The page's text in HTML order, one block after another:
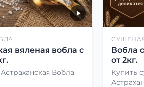
вяленая вобла с
Вобла
Вобла
от 2кг.
Купить